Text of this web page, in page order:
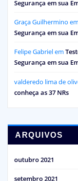
Segurança em sua
Graça Guilhermino em
Segurança em sua
Felipe Gabrielem
Segurança em sua
valderedo lima de
conheça as 37 NRs
ARQUIVOS
outubro 2021
setembro 2021